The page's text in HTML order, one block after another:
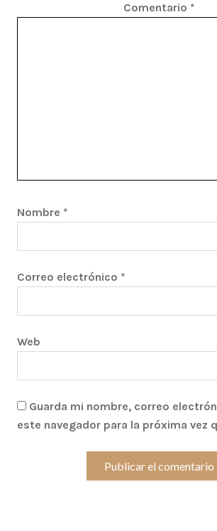
Comentario *
Nombre *
Correo electrónico *
Web
Guarda mi nombre, correo
este navegador para la próxima vez